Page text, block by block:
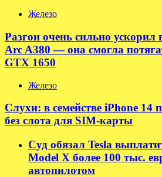
Железо
Разгон очень сильно ускорил
Arc A380 — она смогла
GTX 1650
Железо
Слухи: в семействе iPhone 14
без слота для SIM-карты
Суд обязал Tesla
Model X более 100 тыс.
автопилотом